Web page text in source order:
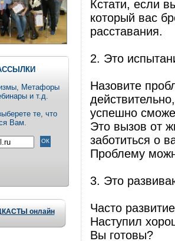
Метафоры
и т.д.
те, что
Вам.
онлайн
Кстати, если
который вас
расставания.
2. Это
Назовите
успешно
Это вызов от
заботиться о
Проблему
3. Это
Часто
Наступил
Вы готовы?